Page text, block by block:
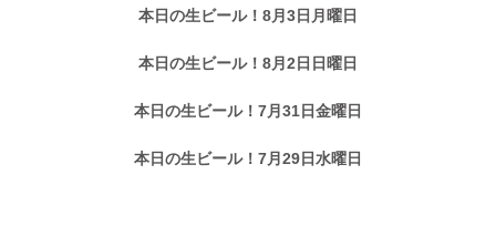
本日の生ビール！8月3日月曜日
本日の生ビール！8月2日日曜日
本日の生ビール！7月31日金曜日
本日の生ビール！7月29日水曜日